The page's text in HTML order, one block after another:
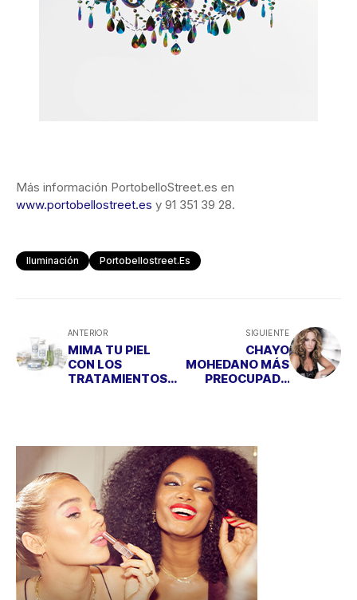
Más información PortobelloStreet.es en
www.portobellostreet.es y 91 351 39 28.
Iluminación Portobellostreet.es
ANTERIOR
MIMA TU PIEL
CON LOS
TRATAMIENTOS
SIGUIENTE
CHAYO
MOHEDANO MÁS
PREOCUPADA